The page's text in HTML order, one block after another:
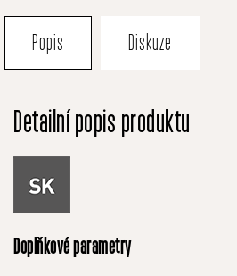
Popis Diskuze
Detailní popis produktu
Doplňkové parametry